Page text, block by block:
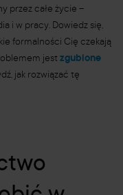
przez całe życie –
i w pracy. Dowiedz się,
formalności Cię czekają
jest zgubione
jak rozwiązać tę